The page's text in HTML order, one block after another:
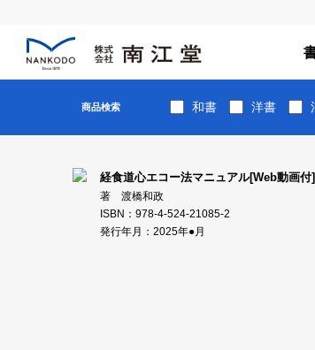
商品検索 和書 洋書
経食道心エコー法マニュアル[Web動画付]
著 渡橋和政
ISBN：978-4-524-21085-2
発行年月：2025年●月